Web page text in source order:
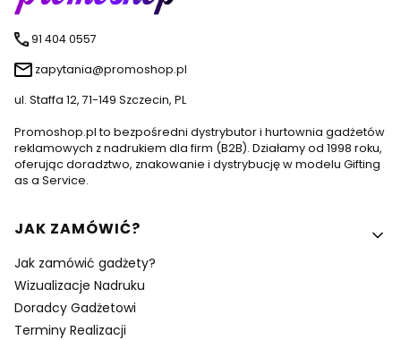
91 404 0557
zapytania@promoshop.pl
ul. Staffa 12, 71-149 Szczecin, PL
Promoshop.pl to bezpośredni dystrybutor i hurtownia gadżetów
reklamowych z nadrukiem dla firm (B2B). Działamy od 1998 roku,
oferując doradztwo, znakowanie i dystrybucję w modelu Gifting
as a Service.
Linki w stopce
JAK ZAMÓWIĆ?
Jak zamówić gadżety?
Wizualizacje Nadruku
Doradcy Gadżetowi
Terminy Realizacji